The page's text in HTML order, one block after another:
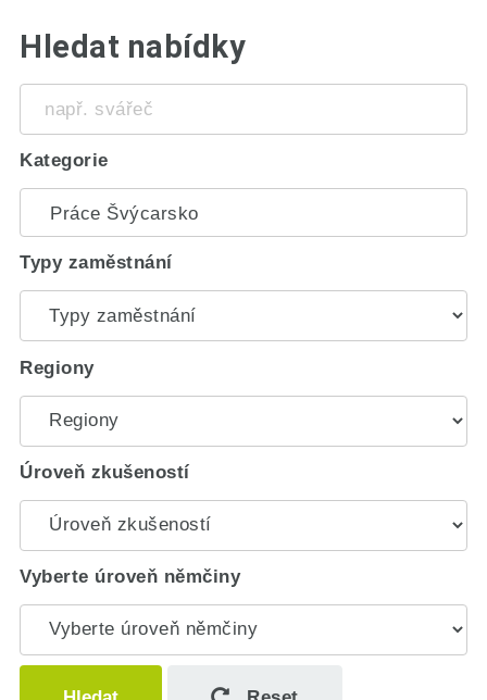
Hledat nabídky
svářeč
Kategorie
Typy zaměstnání
Regiony
Úroveň zkušeností
Vyberte úroveň němčiny